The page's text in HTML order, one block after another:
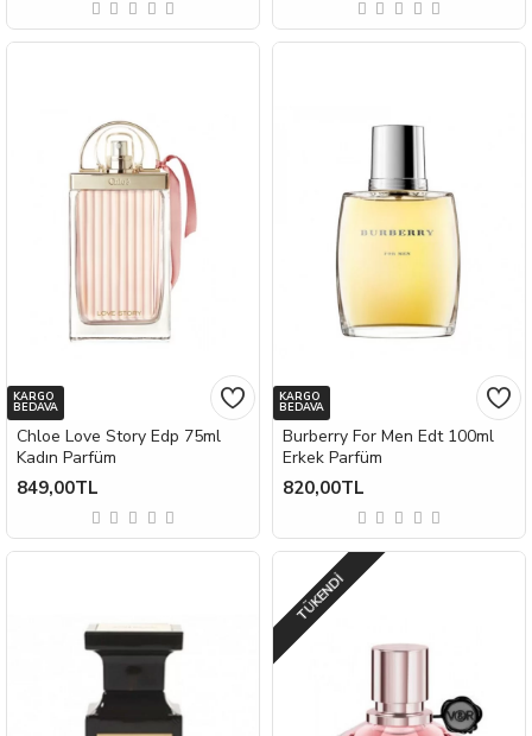
KARGO
BEDAVA
Chloe Love Story Edp 75ml
Kadın Parfüm
849,00TL
KARGO
BEDAVA
Burberry For Men Edt 100ml
Erkek Parfüm
820,00TL
TÜKENDI